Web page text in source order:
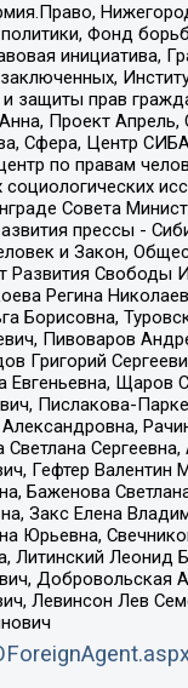
Фонд
защиты прав
Проект
Сфера, Центр
по правам
социологических
Совета
прессы -
и Закон,
Развития
Регина
Борисовна,
Пивоваров
Григорий
Щаров
Пислакова-
Александровна,
Светлана
Гефтер Валентин
Баженова
Закс Елена
Юрьевна,
Литинский
Левинсон Лев